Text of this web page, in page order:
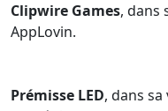
Clipwire Games, dans
AppLovin.
Prémisse LED, dans